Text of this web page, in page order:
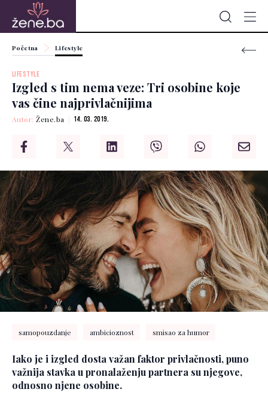
Početna Lifestyle
LIFESTYLE
Izgled s tim nema veze: Tri osobine koje
vas čine najprivlačnijima
Autor:Žene.ba 14. 03. 2019.
samopouzdanje ambicioznost smisao za humor
Iako je i izgled dosta važan faktor privlačnosti, puno
važnija stavka u pronalaženju partnera su njegove,
odnosno njene osobine.